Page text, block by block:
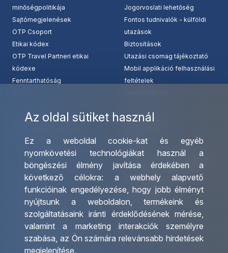
Az oldal sütiket használ
Ez a weboldal cookie-kat és egyéb
nyomkövetési technológiákat használ a
böngészési élmény javítása érdekében a
következő célokra: a webhely alapvető
funkcióinak engedélyezése, hogy jobb élményt
nyújtsunk a weboldalon,termékeink és
szolgáltatásaink iránti érdeklődésének mérése,
valamint a marketing interakciók személyre
szabása, az Ön számára relevánsabb hirdetések
megjelenítése.
minőségpolitikája
Sajtómegjelenések
OTP Csoport
Etikai kódex
OTP Travel Partneri etikai
kódexe
Fenntarthatóság
Jogorvoslati lehetőség
Fontos tudnivalók - külföldi
utazások
Biztosítások
Utazási csomag tájékoztató
Mobil applikáció felhasználási
feltételek
Csoportos utazások
szervezése
Egyéni utak szervezése
Hajóutak
Üzleti utaztatás
Nemzetközi tanár és
diákigazolványok
Letölthető katalógusunk
Ajándékutalvány
Irodáink
Utazásszervező partnereink
Viszonteladó Partnereink
Partnereinknek
Utazási kérdőív
Impresszum